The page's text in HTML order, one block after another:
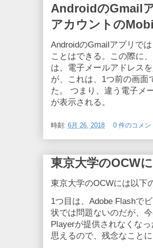
AndroidのGmail
アカウントの
AndroidのGmailアプリで
ことはできる。この際に
は、電子メールアドレス
が、これは、1つ前の画面
た。 つまり、違う電子メ
が表示される。
時刻: 6月 26, 2018 0 件のコメン
東京大学のOCW
東京大学のOCWには以下
1つ目は、Adobe Flashで
状では問題ないのだが、
Playerが提供されなくな
思えるので、残念なこと